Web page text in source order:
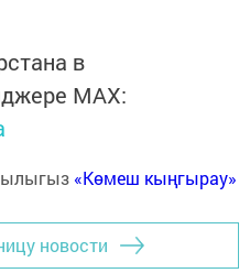
в
MАХ:
«Көмеш кыңгырау»
новости